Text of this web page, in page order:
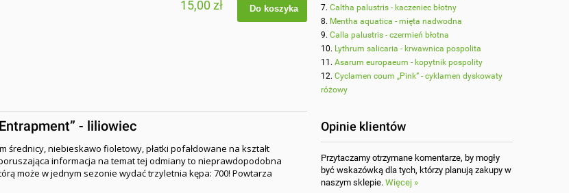
15,00 zł Do koszyka
- liliowiec
średnicy, niebieskawo fioletowy, płatki pofałdowane na kształt
informacja na temat tej odmiany to nieprawdopodobna
może w jednym sezonie wydać trzyletnia kępa: 700! Powtarza
Caltha palustris - kaczeniec błotny
Mentha aquatica - mięta nadwodna
Calla palustris - czermień błotna
Lythrum salicaria - krwawnica pospolita
Asarum europaeum - kopytnik pospolity
Cyclamen coum „Pink” - cyklamen dyskowaty
różowy
Opinie klientów
Przytaczamy otrzymane komentarze, by mogły
być wskazówką dla tych, którzy planują zakupy w
naszym sklepie. Więcej »